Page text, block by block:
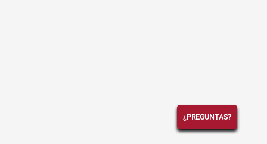
¿PREGUNTAS?